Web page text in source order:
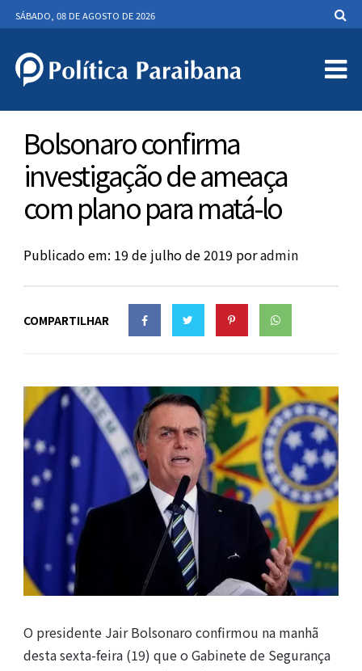
SÁBADO, 08 DE AGOSTO DE 2026
Bolsonaro confirma
investigação de ameaça
com plano para matá-lo
Publicado em: 19 de julho de 2019 poradmin
COMPARTILHAR
O presidente Jair Bolsonaro confirmou na manhã
desta sexta-feira (19) que o Gabinete de Segurança